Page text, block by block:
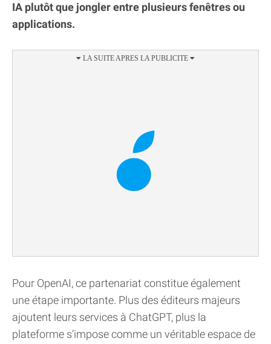
IA plutôt que jongler entre plusieurs fenêtres ou
applications.
Pour OpenAI, ce partenariat constitue également
une étape importante. Plus des éditeurs majeurs
ajoutent leurs services à ChatGPT, plus la
plateforme s’impose comme un véritable espace de